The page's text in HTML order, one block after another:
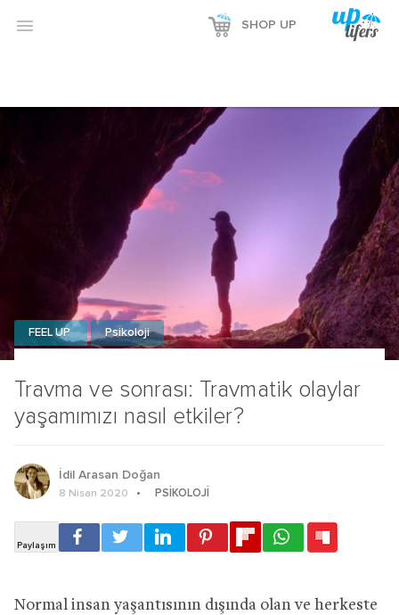
 SHOP UP
Travma ve sonrası: Travmatik olaylar
yaşamımızı nasıl etkiler?
FEEL UP Psikoloji
İdil Arasan Doğan
8 Nisan 2020 PSIKOLOJI
Normal insan yaşantısının dışında olan ve herkeste